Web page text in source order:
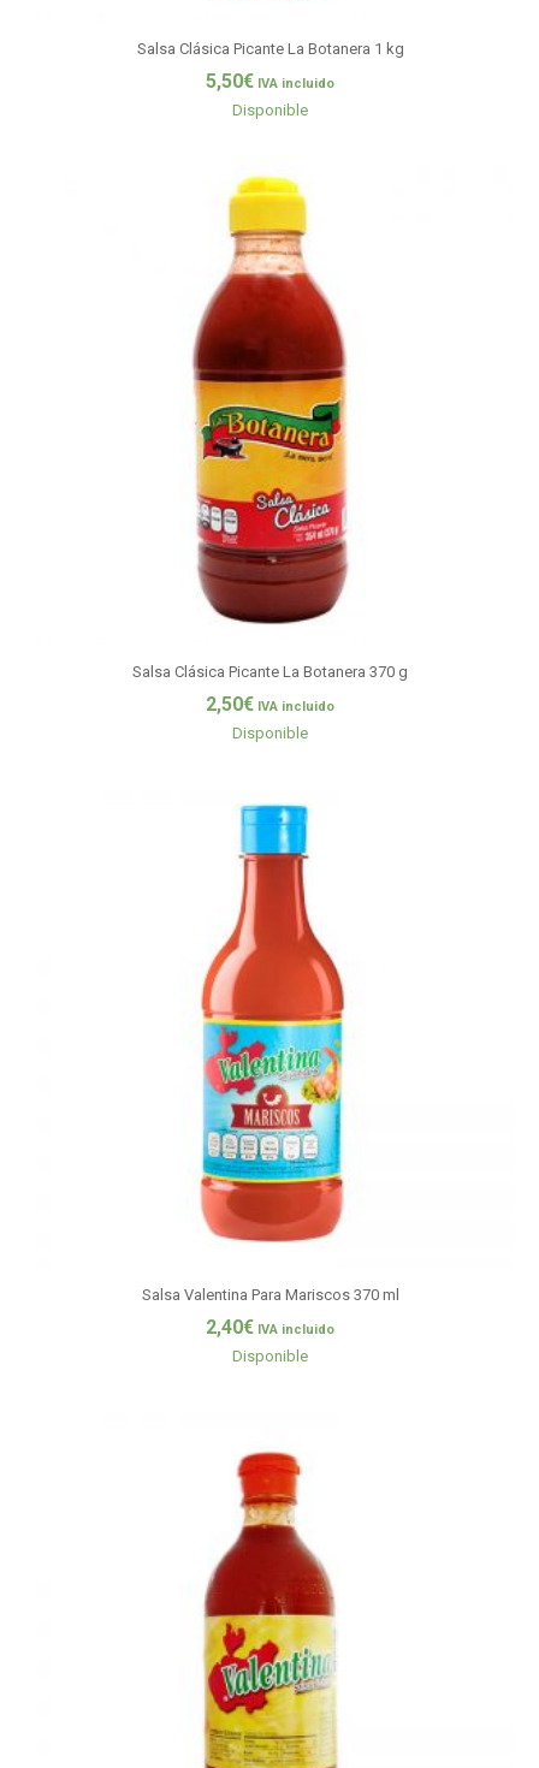
Salsa Clásica Picante La Botanera 1 kg
5,50€ IVA incluido
Disponible
Salsa Clásica Picante La Botanera 370 g
2,50€ IVA incluido
Disponible
Salsa Valentina Para Mariscos 370 ml
2,40€ IVA incluido
Disponible